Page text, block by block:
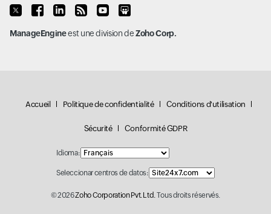
ManageEngineest une division deZoho Corp.
Accueil Politique de confidentialité Conditions d'utilisation
Sécurité Conformité GDPR
Idioma:
Seleccionar centros de datos:
© 2026Zoho Corporation Pvt. Ltd. Tous droits réservés.